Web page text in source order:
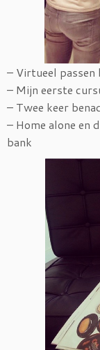
– Virtueel passen
– Mijn eerste
– Twee keer
– Home alone en
bank